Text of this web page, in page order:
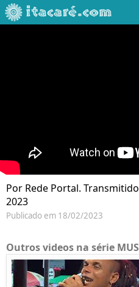
Por Rede Portal.
2023
Publicado em 18/02/2023
Outros videos na série